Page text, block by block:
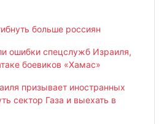
больше россиян
ошибки спецслужб Израиля,
боевиков «Хамас»
призывает иностранных
сектор Газа и выехать в